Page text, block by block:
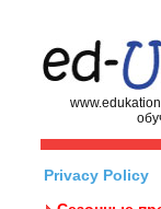
Privacy Policy